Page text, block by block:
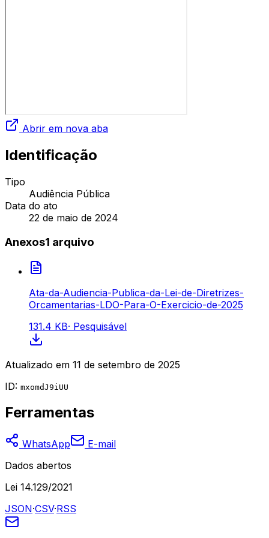
Abrir em nova aba
Identificação
Tipo
Audiência Pública
Data do ato
22 de maio de 2024
Anexos1 arquivo
Ata-da-Audiencia-Publica-da-Lei-de-Diretrizes-
Orcamentarias-LDO-Para-O-Exercicio-de-2025
131.4 KB· Pesquisável
Atualizado em 11 de setembro de 2025
ID: mxomdJ9iUU
Ferramentas
WhatsApp
E-mail
Dados abertos
Lei 14.129/2021
JSON·CSV·RSS